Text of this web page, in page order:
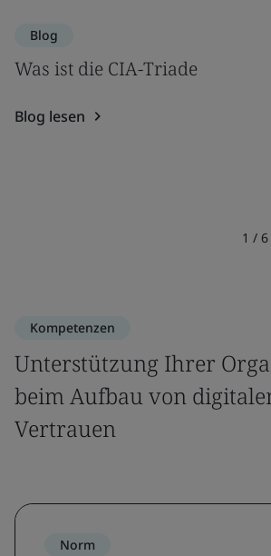
Blog
Was ist die CIA-Triade
Blog lesen
1 / 6
Kompetenzen
Unterstützung Ihrer
beim Aufbau von
Vertrauen
Norm